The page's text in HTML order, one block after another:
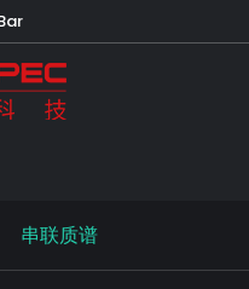
让人类生
串联质谱